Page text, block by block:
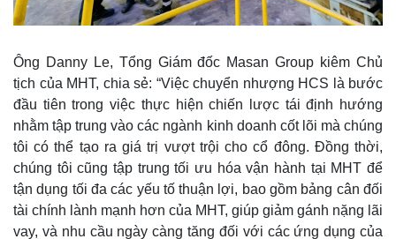
Ông Danny Le, Tổng Giám đốc Masan Group kiêm Chủ
tịch của MHT, chia sẻ: “Việc chuyển nhượng HCS là bước
đầu tiên trong việc thực hiện chiến lược tái định hướng
nhằm tập trung vào các ngành kinh doanh cốt lõi mà chúng
tôi có thể tạo ra giá trị vượt trội cho cổ đông. Đồng thời,
chúng tôi cũng tập trung tối ưu hóa vận hành tại MHT để
tận dụng tối đa các yếu tố thuận lợi, bao gồm bảng cân đối
tài chính lành mạnh hơn của MHT, giúp giảm gánh nặng lãi
vay, và nhu cầu ngày càng tăng đối với các ứng dụng của